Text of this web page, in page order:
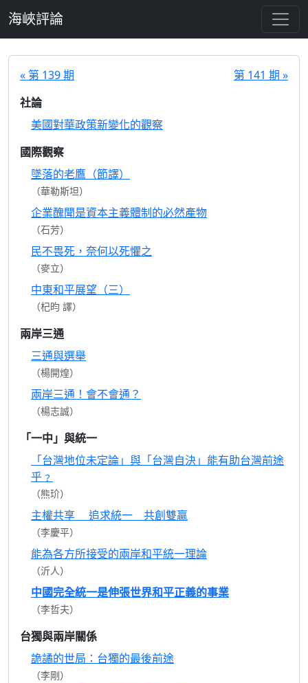
海峽評論
« 第 139 期
第 141 期 »
社論
美國對華政策新變化的觀察
國際觀察
墜落的老鷹（節譯）
（華勒斯坦）
企業醜聞是資本主義體制的必然產物
（石芳）
民不畏死，奈何以死懼之
（麥立）
中東和平展望（三）
（杞昀 譯）
兩岸三通
三通與選舉
（楊開煌）
兩岸三通！會不會通？
（楊志誠）
「一中」與統一
「台灣地位未定論」與「台灣自決」能有助台灣前途
乎﹖
（熊玠）
主權共享 追求統一 共創雙贏
（李慶平）
能為各方所接受的兩岸和平統一理論
（沂人）
中國完全統一是伸張世界和平正義的事業
（李哲夫）
台獨與兩岸關係
詭譎的世局：台獨的最後前途
（李剛）